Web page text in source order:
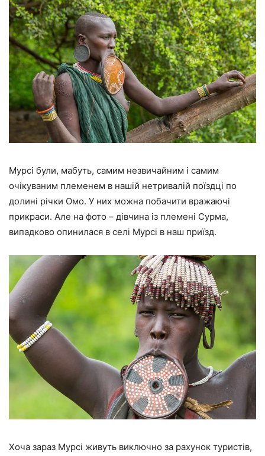
Мурсі були, мабуть, самим незвичайним і самим
очікуваним племенем в нашій нетривалій поїздці по
долині річки Омо. У них можна побачити вражаючі
прикраси. Але на фото – дівчина із племені Сурма,
випадково опинилася в селі Мурсі в наш приїзд.
Хоча зараз Мурсі живуть виключно за рахунок туристів,